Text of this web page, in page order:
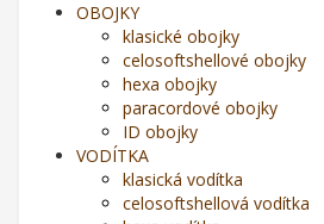
OBOJKY
klasické obojky
celosoftshellové obojky
hexa obojky
paracordové obojky
ID obojky
VODÍTKA
klasická vodítka
celosoftshellová vodítka